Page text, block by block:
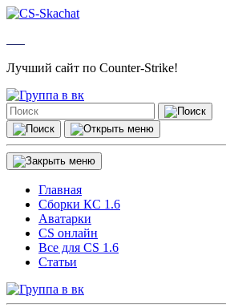
Лучший сайт по Counter-Strike!
Главная
Сборки КС 1.6
Аватарки
CS онлайн
Все для CS 1.6
Статьи